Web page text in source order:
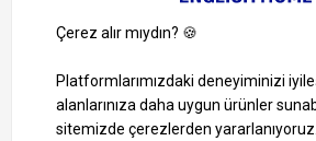
Ayrıcalıklardan yararlanmak için
1000 TL ve Üzeri Alışverişlerinizde Kargo